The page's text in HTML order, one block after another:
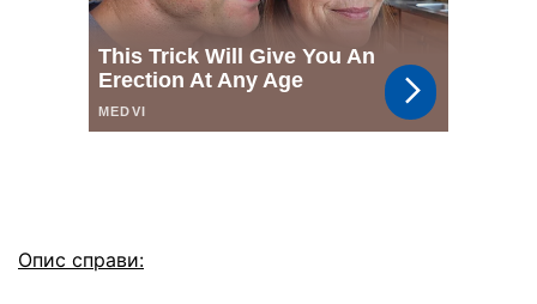
Опис справи: